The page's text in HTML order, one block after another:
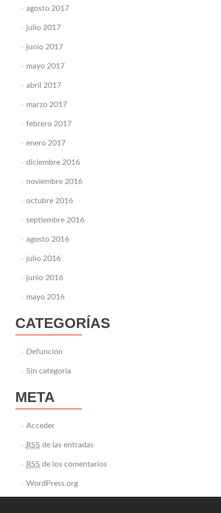
agosto 2017
julio 2017
junio 2017
mayo 2017
abril 2017
marzo 2017
febrero 2017
enero 2017
diciembre 2016
noviembre 2016
octubre 2016
septiembre 2016
agosto 2016
julio 2016
junio 2016
mayo 2016
CATEGORÍAS
Defunción
Sin categoría
META
Acceder
RSS de las entradas
RSS de los comentarios
WordPress.org